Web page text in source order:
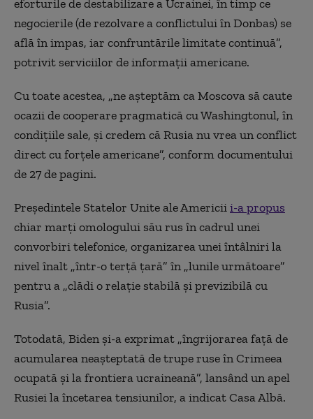
eforturile de destabilizare a Ucrainei, în timp ce
negocierile (de rezolvare a conflictului în Donbas) se
află în impas, iar confruntările limitate continuă”,
potrivit serviciilor de informaţii americane.
Cu toate acestea, „ne aşteptăm ca Moscova să caute
ocazii de cooperare pragmatică cu Washingtonul, în
condiţiile sale, şi credem că Rusia nu vrea un conflict
direct cu forţele americane”, conform documentului
de 27 de pagini.
Președintele Statelor Unite ale Americiii-a propus
chiar marți omologului său rus în cadrul unei
convorbiri telefonice, organizarea unei întâlniri la
nivel înalt „într-o terţă ţară” în „lunile următoare”
pentru a „clădi o relaţie stabilă şi previzibilă cu
Rusia”.
Totodată, Biden şi-a exprimat „îngrijorarea faţă de
acumularea neaşteptată de trupe ruse în Crimeea
ocupată şi la frontiera ucraineană”, lansând un apel
Rusiei la încetarea tensiunilor, a indicat Casa Albă.